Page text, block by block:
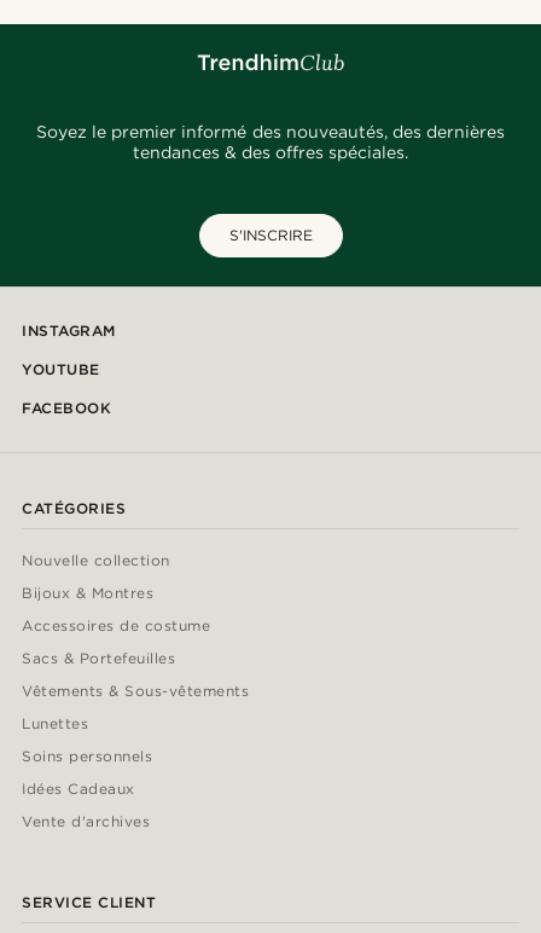
Soyez le premier informé des nouveautés, des dernières
tendances & des offres spéciales.
S'INSCRIRE
INSTAGRAM
YOUTUBE
FACEBOOK
CATÉGORIES
Nouvelle collection
Bijoux & Montres
Accessoires de costume
Sacs & Portefeuilles
Vêtements & Sous-vêtements
Lunettes
Soins personnels
Idées Cadeaux
Vente d'archives
SERVICE CLIENT